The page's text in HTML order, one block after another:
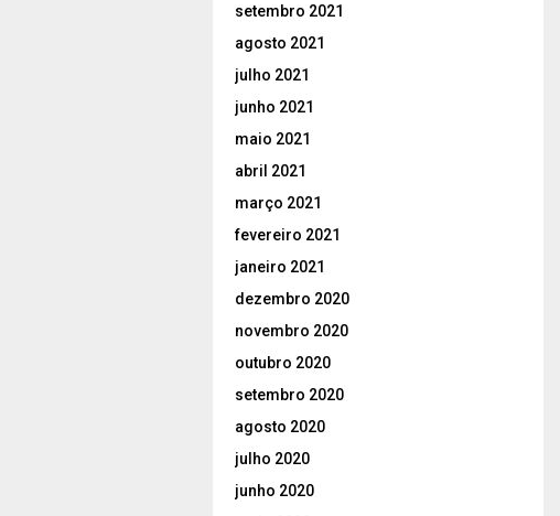
setembro 2021
agosto 2021
julho 2021
junho 2021
maio 2021
abril 2021
março 2021
fevereiro 2021
janeiro 2021
dezembro 2020
novembro 2020
outubro 2020
setembro 2020
agosto 2020
julho 2020
junho 2020